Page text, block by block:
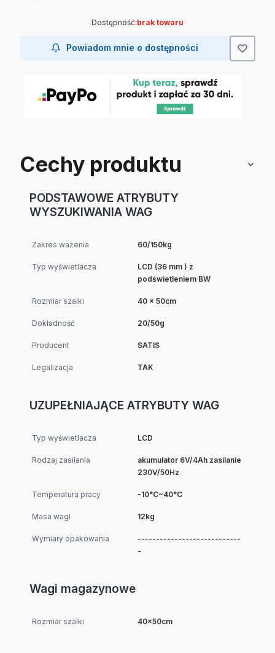
Dostępność:brak towaru
Powiadom mnie o dostępności
Cechy produktu
PODSTAWOWE ATRYBUTY
WYSZUKIWANIA WAG
Zakres ważenia 60/150kg
Typ wyświetlacza
LCD (36 mm ) z
podświetleniem BW
Rozmiar szalki 40 x 50cm
Dokładność 20/50g
Producent SATIS
Legalizacja TAK
UZUPEŁNIAJĄCE ATRYBUTY WAG
Typ wyświetlacza LCD
Rodzaj zasilania
akumulator 6V/4Ah zasilanie
230V/50Hz
Temperatura pracy -10°C~40°C
Masa wagi 12kg
Wymiary opakowania
----------------------------
-
Wagi magazynowe
Rozmiar szalki 40x50cm